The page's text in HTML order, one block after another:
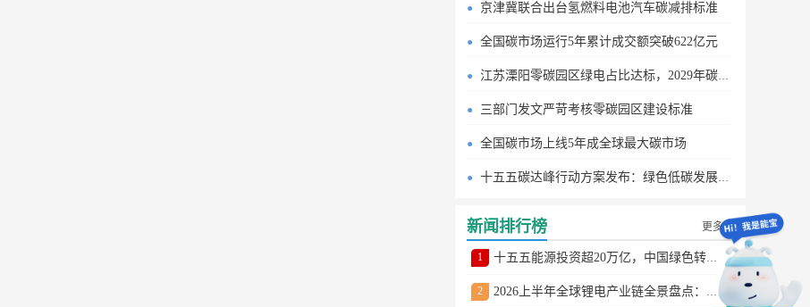
京津冀联合出台氢燃料电池汽车碳减排标准
全国碳市场运行5年累计成交额突破622亿元
江苏溧阳零碳园区绿电占比达标，2029年碳排目标明确
三部门发文严苛考核零碳园区建设标准
全国碳市场上线5年成全球最大碳市场
十五五碳达峰行动方案发布：绿色低碳发展路线图
新闻排行榜 更多
1 十五五能源投资超20万亿，中国绿色转型提速
2 2026上半年全球锂电产业链全景盘点：储能爆发、整车出口高增、材料供需分化